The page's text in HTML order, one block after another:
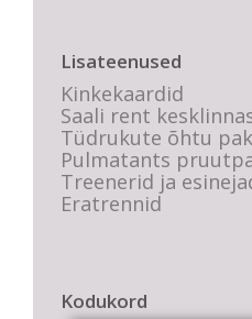
Lisateenused
Kinkekaardid
Saali rent
Tüdrukute õhtu
Pulmatants
Treenerid ja
Eratrennid
Kodukord